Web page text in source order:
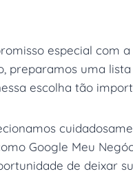
especial com
preparamos uma
escolha tão
Google Meu
de deixar